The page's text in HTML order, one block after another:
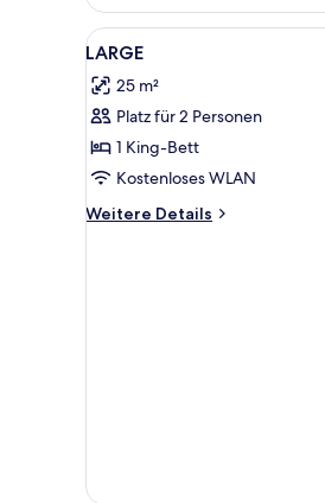
Alle
Fotos
für
LARGE
anzeigen
5
LARGE
25 m²
Platz für 2 Personen
1 King-Bett
Kostenloses WLAN
Weitere Details
Weitere